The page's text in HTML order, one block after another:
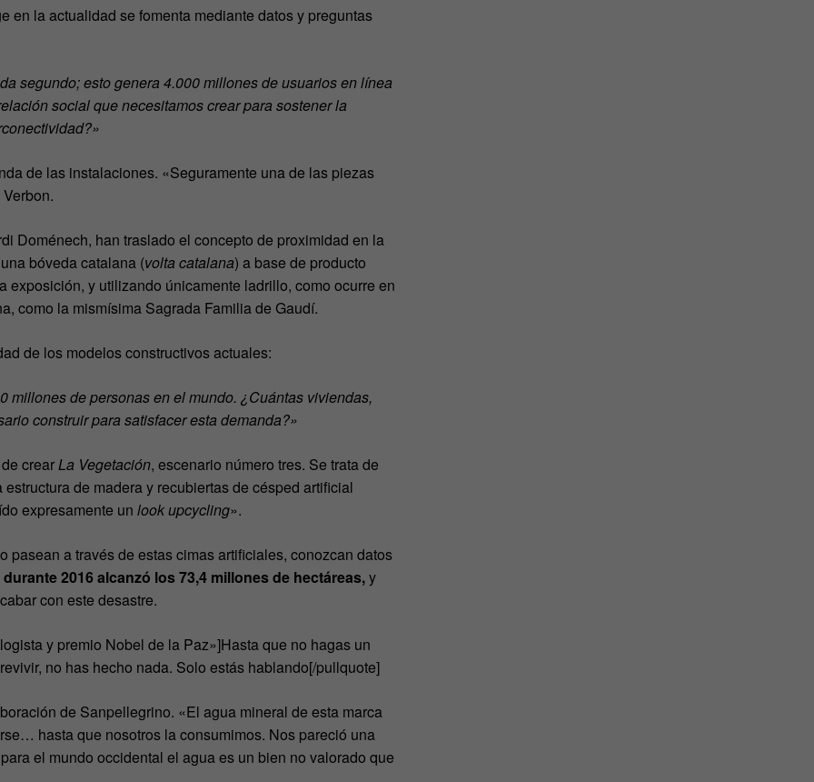
en la actualidad se fomenta mediante datos y preguntas
segundo; esto genera 4.000 millones de usuarios en línea
social que necesitamos crear para sostener la
de las instalaciones. «Seguramente una de las piezas
Doménech, han traslado el concepto de proximidad en la
bóveda catalana (volta catalana) a base de producto
exposición, y utilizando únicamente ladrillo, como ocurre en
como la mismísima Sagrada Familia de Gaudí.
de los modelos constructivos actuales:
millones de personas en el mundo. ¿Cuántas viviendas,
construir para satisfacer esta demanda?»
crearLa Vegetación, escenario número tres. Se trata de
de madera y recubiertas de césped artificial
expresamente un look upcycling».
pasean a través de estas cimas artificiales, conozcan datos
2016 alcanzó los 73,4 millones de hectáreas,y
con este desastre.
y premio Nobel de la Paz»]Hasta que no hagas un
no has hecho nada. Solo estás hablando[/pullquote]
de Sanpellegrino. «El agua mineral de esta marca
hasta que nosotros la consumimos. Nos pareció una
el mundo occidental el agua es un bien no valorado que